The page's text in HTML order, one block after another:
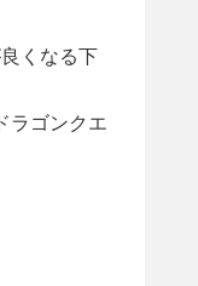
くなる下
ラゴンクエ